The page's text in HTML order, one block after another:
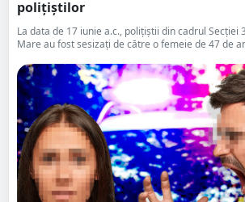
polițiștilor
La data de 17 iunie a.c., polițiștii din cadrul Secției
Mare au fost sesizați de către o femeie de 47 de